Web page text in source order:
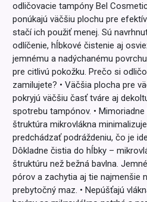
odličovacie tampóny Bel
ponúkajú väčšiu plochu pre
stačí ich použiť menej. Sú
odlíčenie, hĺbkové čistenie aj
jemnému a nadýchanému
pre citlivú pokožku. Prečo si
zamilujete? • Väčšia plocha pre
pokryjú väčšiu časť tváre aj
spotrebu tampónov. •
štruktúra mikrovlákna
predchádzať podráždeniu, čo je
Dôkladne čistia do hĺbky –
štruktúru než bežná bavlna.
pórov a zachytia aj tie najmenšie
prebytočný maz. • Nepúšťajú